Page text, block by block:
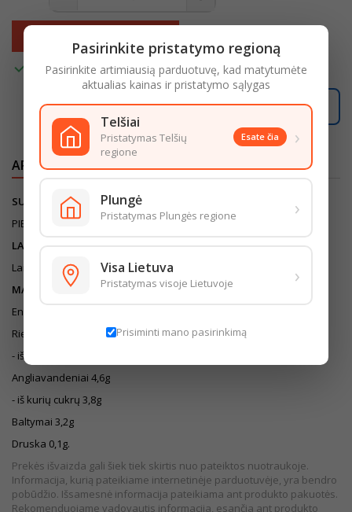

 Turime
Užsakymus, gautus po16:00, pristatysimerytoj
APRAŠYMAS IŠSAMI PREKĖS INFORMACIJA
SUDEDAMOSIOS DALYS
PIENAS, GRIETINĖLĖ, RAUGAS.
LAIKYMO SĄLYGOS
Laikyti (0...- +6)˚C temperatūroje. Pakuotė: polietilenas.
MAISTINĖ VERTĖ (100mg)
Energinė vertė 318kJ/76kcal
Riebalai 5g
- iš kurių sočiųjų riebalų rūgščių 3,5g
Angliavandeniai 4,6g
- iš kurių cukrų 3,8g
Baltymai 3,2g
Druska 0,1g.
Prekės išvaizda gali šiek tiek skirtis nuo pateiktos nuotraukoje.
Informacija, kurią pateikiame internetinėje parduotuvėje, yra bendro
pobūdžio. Išsamesnė informacija pateikiama ant produkto pakuotės.
Rekomenduojame vadovautis informacija, esančia ant produkto
Pasirinkite pristatymo regioną
Pasirinkite artimiausią parduotuvę, kad matytumėte
aktualias kainas ir pristatymo sąlygas
Telšiai
Pristatymas Telšių
regione
Esate čia ›
Plungė
Pristatymas Plungės regione ›
Visa Lietuva
Pristatymas visoje Lietuvoje ›
Prisiminti mano pasirinkimą